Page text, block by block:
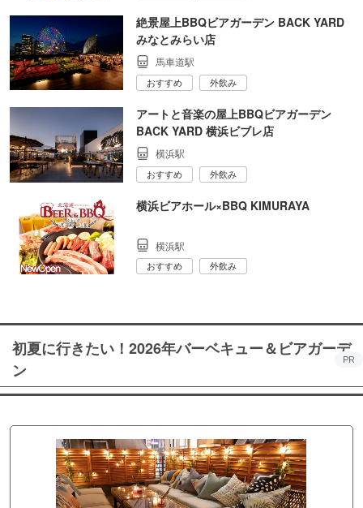
絶景屋上BBQビアガーデン BACK YARD
みなとみらい店
馬車道駅
おすすめ 外飲み
アートと音楽の屋上BBQビアガーデン
BACK YARD 横浜ビブレ店
横浜駅
おすすめ 外飲み
横浜ビアホール×BBQ KIMURAYA
横浜駅
おすすめ 外飲み
初夏に行きたい！2026年バーベキュー＆ビアガーデ
ン
PR